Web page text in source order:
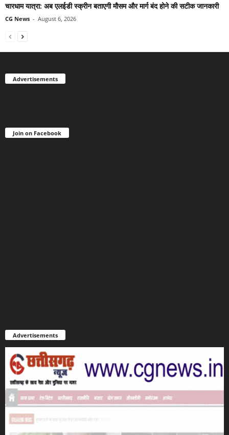
चारधाम यात्रा: अब एलईडी स्क्रीन बताएगी मौसम और मार्ग बंद होने की सटीक जानकारी
CG News - August 6, 2026
Advertisements
Join on Facebook
Advertisements